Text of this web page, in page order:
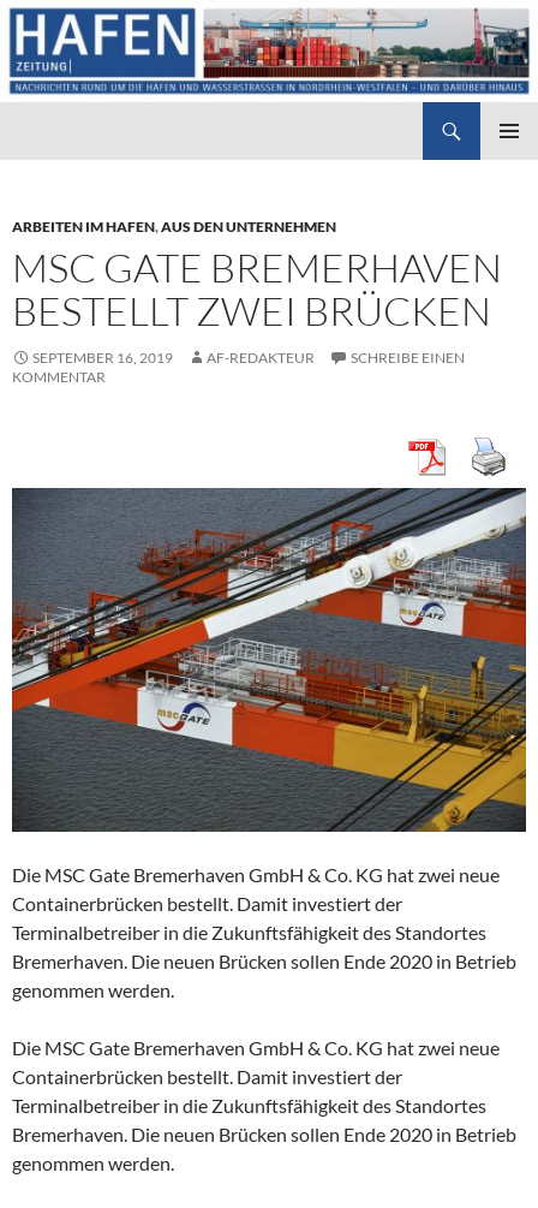
ARBEITEN IM HAFEN,AUS DEN UNTERNEHMEN
MSC GATE BREMERHAVEN
BESTELLT ZWEI BRÜCKEN
SEPTEMBER 16, 2019 AF-REDAKTEUR
SCHREIBE EINEN
KOMMENTAR
Die MSC Gate Bremerhaven GmbH & Co. KG hat zwei neue
Containerbrücken bestellt. Damit investiert der
Terminalbetreiber in die Zukunftsfähigkeit des Standortes
Bremerhaven. Die neuen Brücken sollen Ende 2020 in Betrieb
genommen werden.
Die MSC Gate Bremerhaven GmbH & Co. KG hat zwei neue
Containerbrücken bestellt. Damit investiert der
Terminalbetreiber in die Zukunftsfähigkeit des Standortes
Bremerhaven. Die neuen Brücken sollen Ende 2020 in Betrieb
genommen werden.